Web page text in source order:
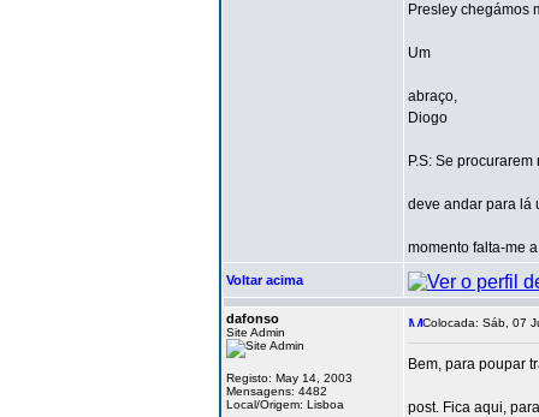
Presley chegámos
Um
abraço,
Diogo
P.S: Se
deve andar para lá
momento falta-me
Voltar acima
dafonso
Site Admin
Registo: May 14, 2003
Mensagens: 4482
Local/Origem: Lisboa
Colocada: Sáb, 07
Bem, para poupar
post. Fica aqui,